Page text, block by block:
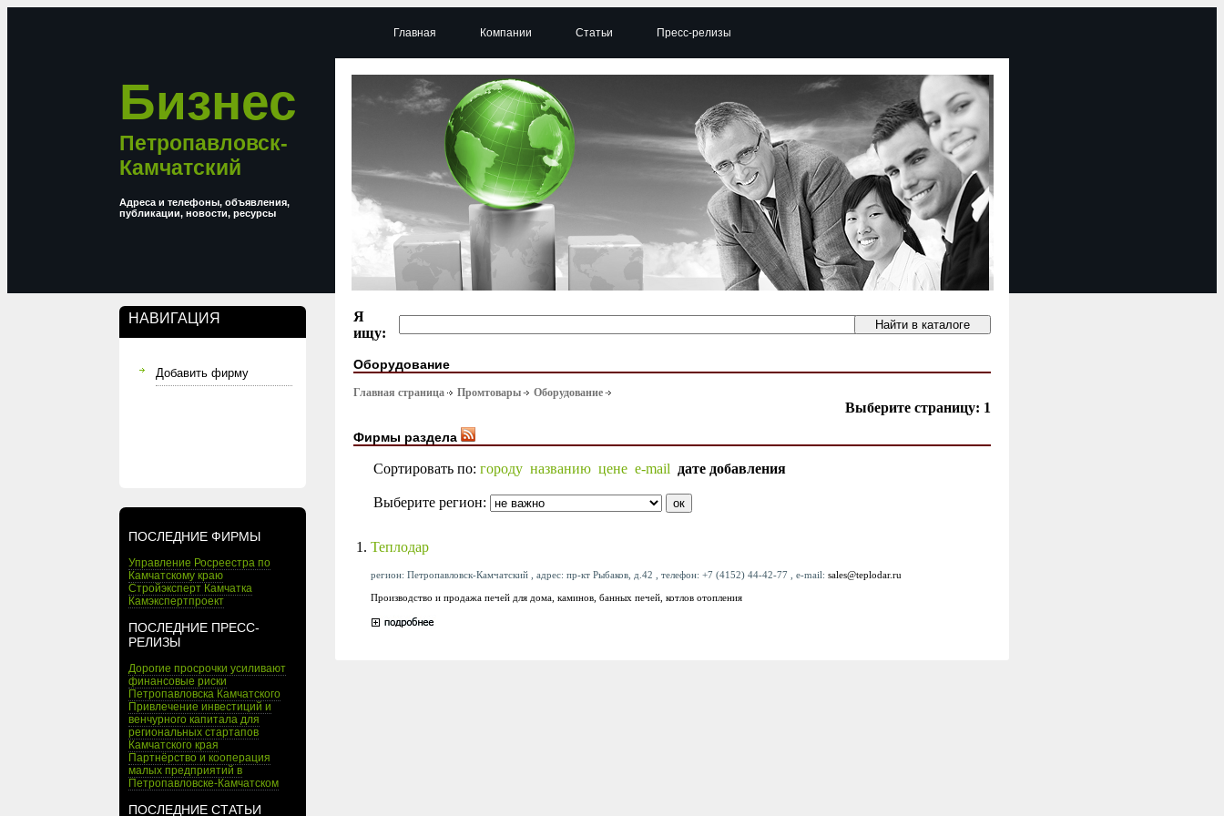
Бизнес
Петропавловск-
Камчатский
Адреса и телефоны, объявления,
публикации, новости, ресурсы
НАВИГАЦИЯ
Добавить фирму
ПОСЛЕДНИЕ ФИРМЫ
Управление Росреестра по
Камчатскому краю
Стройэксперт Камчатка
Камэкспертпроект
ПОСЛЕДНИЕ ПРЕСС-
РЕЛИЗЫ
Дорогие просрочки усиливают
финансовые риски
Петропавловска Камчатского
Привлечение инвестиций и
венчурного капитала для
региональных стартапов
Камчатского края
Партнёрство и кооперация
малых предприятий в
Петропавловске-Камчатском
ПОСЛЕДНИЕ СТАТЬИ
Главная Компании Статьи Пресс-релизы
Я
ищу:
Оборудование
Главная страница Промтовары Оборудование
Выберите страницу: 1
Фирмы раздела
Сортировать по: городу названию цене e-mail дате добавления
Выберите регион:
1. Теплодар
регион: Петропавловск-Камчатский , адрес: пр-кт Рыбаков, д.42 , телефон: +7 (4152) 44-42-77 , e-mail: sales@teplodar.ru
Производство и продажа печей для дома, каминов, банных печей, котлов отопления